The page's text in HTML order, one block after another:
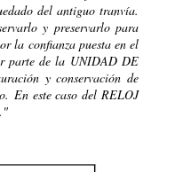
del antiguo tranvía.
y preservarlo para
la confianza puesta en el
parte de la UNIDAD DE
y conservación de
En este caso del RELOJ